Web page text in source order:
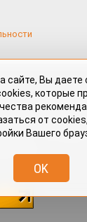
материалы,
редакции,
объектами
материалов,
только с
.
сайте, Вы даете
которые
от
Вашего
OK